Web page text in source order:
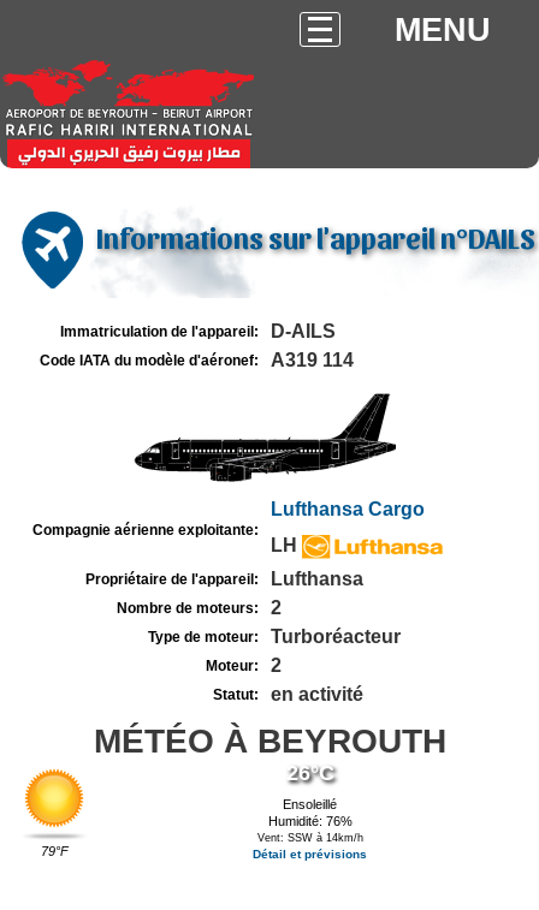
MENU
Informations sur l'appareil n°DAILS
Immatriculation de l'appareil: D-AILS
Code IATA du modèle d'aéronef: A319 114
Compagnie aérienne exploitante:
Lufthansa Cargo
LH
Propriétaire de l'appareil: Lufthansa
Nombre de moteurs: 2
Type de moteur: Turboréacteur
Moteur: 2
Statut: en activité
MÉTÉO À BEYROUTH
79°F
26°C
Ensoleillé
Humidité: 76%
Vent: SSW à 14km/h
Détail et prévisions